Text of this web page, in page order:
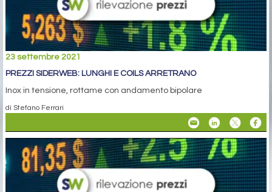
23 settembre 2021
PREZZI SIDERWEB: LUNGHI E COILS ARRETRANO
Inox in tensione, rottame con andamento bipolare
di Stefano Ferrari